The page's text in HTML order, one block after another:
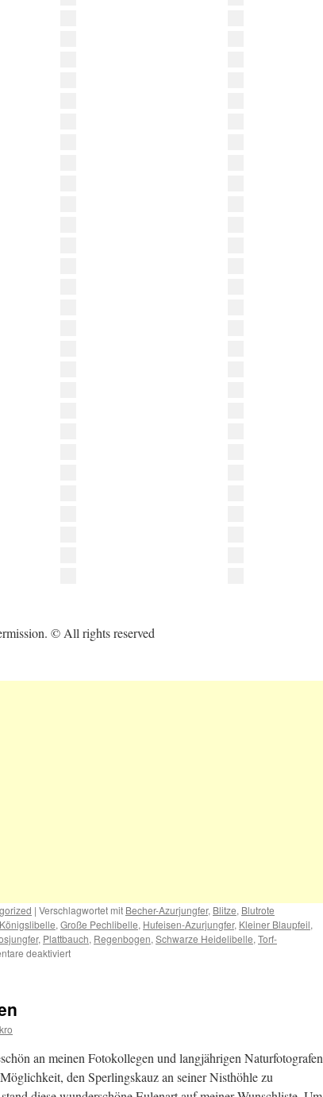
© All rights reserved
| Verschlagwortet mit Becher-Azurjungfer, Blitze, Blutrote
, Große Pechlibelle, Hufeisen-Azurjungfer, Kleiner Blaupfeil,
, Plattbauch, Regenbogen, Schwarze Heidelibelle, Torf-
deaktiviertfür
an meinen Fotokollegen und langjährigen Naturfotografen
den Sperlingskauz an seiner Nisthöhle zu